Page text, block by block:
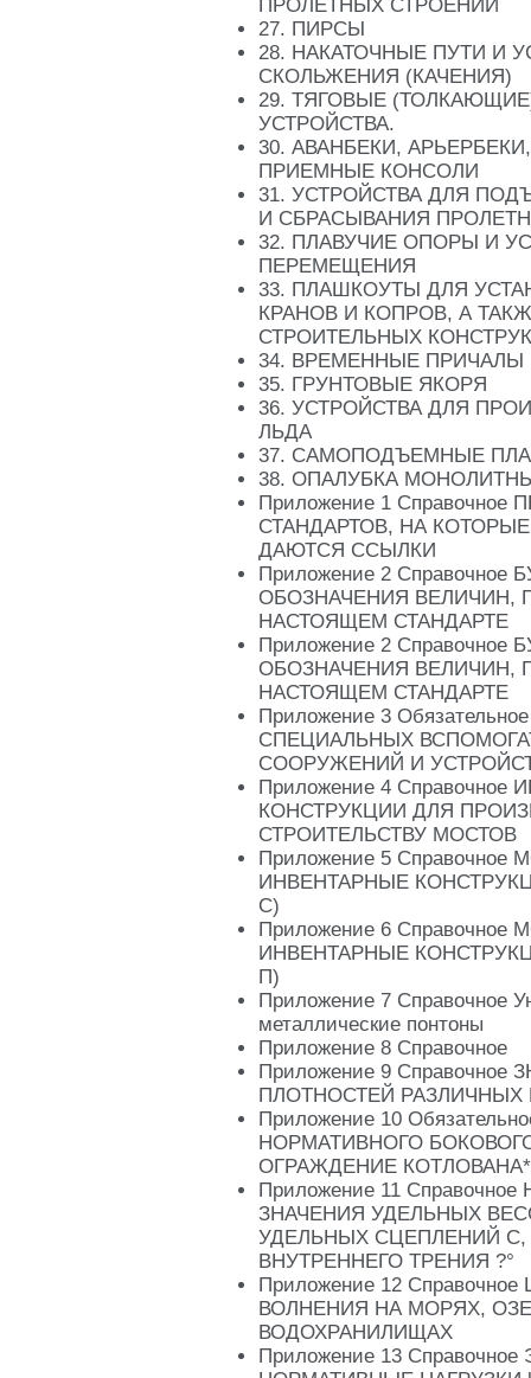
ПРОЛЕТНЫХ СТРОЕНИЙ
27. ПИРСЫ
28. НАКАТОЧНЫЕ ПУТИ И
СКОЛЬЖЕНИЯ (КАЧЕНИЯ)
29. ТЯГОВЫЕ
УСТРОЙСТВА.
30. АВАНБЕКИ,
ПРИЕМНЫЕ КОНСОЛИ
31. УСТРОЙСТВА ДЛЯ
И СБРАСЫВАНИЯ
32. ПЛАВУЧИЕ ОПОРЫ И
ПЕРЕМЕЩЕНИЯ
33. ПЛАШКОУТЫ ДЛЯ
КРАНОВ И КОПРОВ, А
СТРОИТЕЛЬНЫХ
34. ВРЕМЕННЫЕ ПРИЧАЛЫ
35. ГРУНТОВЫЕ ЯКОРЯ
36. УСТРОЙСТВА ДЛЯ
ЛЬДА
37. САМОПОДЪЕМНЫЕ
38. ОПАЛУБКА
Приложение 1 Справочное
СТАНДАРТОВ, НА
ДАЮТСЯ ССЫЛКИ
Приложение 2 Справочное
ОБОЗНАЧЕНИЯ ВЕЛИЧИН,
НАСТОЯЩЕМ СТАНДАРТЕ
Приложение 2 Справочное
ОБОЗНАЧЕНИЯ ВЕЛИЧИН,
НАСТОЯЩЕМ СТАНДАРТЕ
Приложение 3
СПЕЦИАЛЬНЫХ
СООРУЖЕНИЙ И
Приложение 4
КОНСТРУКЦИИ ДЛЯ
СТРОИТЕЛЬСТВУ МОСТОВ
Приложение 5
ИНВЕНТАРНЫЕ
С)
Приложение 6
ИНВЕНТАРНЫЕ
П)
Приложение 7 Справочное
металлические понтоны
Приложение 8 Справочное
Приложение 9 Справочное
ПЛОТНОСТЕЙ РАЗЛИЧНЫХ
Приложение 10
НОРМАТИВНОГО
ОГРАЖДЕНИЕ КОТЛОВАНА*
Приложение 11
ЗНАЧЕНИЯ УДЕЛЬНЫХ
УДЕЛЬНЫХ СЦЕПЛЕНИЙ С,
ВНУТРЕННЕГО ТРЕНИЯ ?°
Приложение 12
ВОЛНЕНИЯ НА МОРЯХ,
ВОДОХРАНИЛИЩАХ
Приложение 13